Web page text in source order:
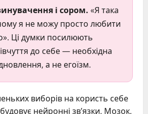
і сором. «Я така
я не можу просто любити
Ці думки посилюють
до себе — необхідна
а не егоїзм.
виборів на користь себе
нейронні зв’язки. Мозок,